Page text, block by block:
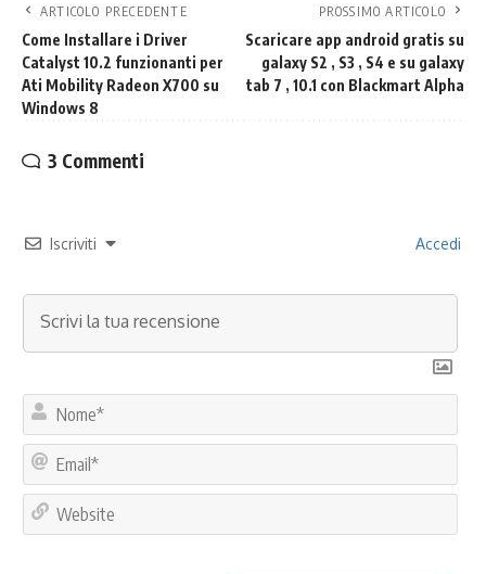
ARTICOLO PRECEDENTE
Come Installare i Driver
Catalyst 10.2 funzionanti per
Ati Mobility Radeon X700 su
Windows 8
PROSSIMO ARTICOLO
Scaricare app android gratis su
galaxy S2 , S3 , S4 e su galaxy
tab 7 , 10.1 con Blackmart Alpha
3 Commenti
Iscriviti Accedi